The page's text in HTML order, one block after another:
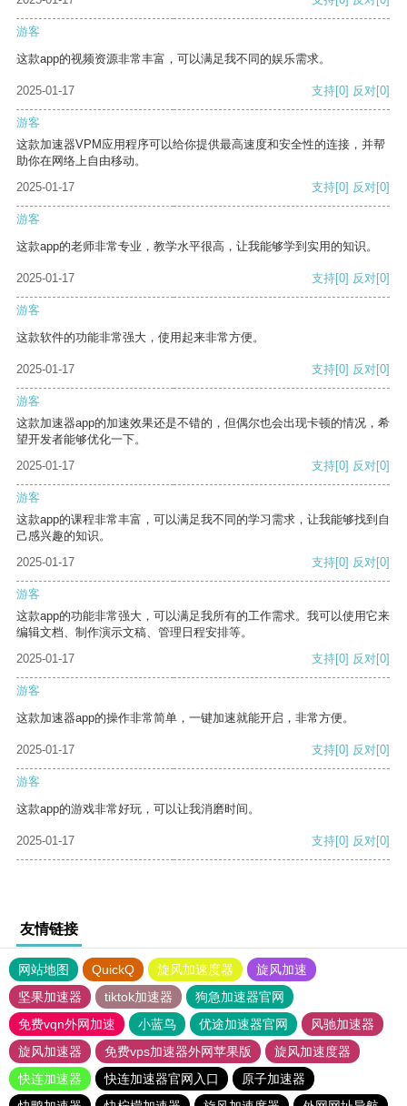
游客
这款app的视频资源非常丰富，可以满足我不同的娱乐需求。
2025-01-17 支持[0] 反对[0]
游客
这款加速器VPM应用程序可以给你提供最高速度和安全性的连接，并帮
助你在网络上自由移动。
2025-01-17
支持[0] 反对[0]
游客
这款app的老师非常专业，教学水平很高，让我能够学到实用的知识。
2025-01-17 支持[0] 反对[0]
游客
这款软件的功能非常强大，使用起来非常方便。
2025-01-17 支持[0] 反对[0]
游客
这款加速器app的加速效果还是不错的，但偶尔也会出现卡顿的情况，希
望开发者能够优化一下。
2025-01-17
支持[0] 反对[0]
游客
这款app的课程非常丰富，可以满足我不同的学习需求，让我能够找到自
己感兴趣的知识。
2025-01-17
支持[0] 反对[0]
游客
这款app的功能非常强大，可以满足我所有的工作需求。我可以使用它来
编辑文档、制作演示文稿、管理日程安排等。
2025-01-17
支持[0] 反对[0]
游客
这款加速器app的操作非常简单，一键加速就能开启，非常方便。
2025-01-17 支持[0] 反对[0]
游客
这款app的游戏非常好玩，可以让我消磨时间。
2025-01-17 支持[0] 反对[0]
友情链接
网站地图 QuickQ 旋风加速度器
旋风加速
坚果加速器
tiktok加速器
狗急加速器官网
免费vqn外网加速
小蓝鸟 优途加速器官网
风驰加速器
旋风加速器
免费vps加速器外网苹果版
旋风加速度器
快连加速器
快连加速器官网入口
原子加速器